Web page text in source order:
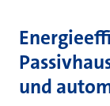
und